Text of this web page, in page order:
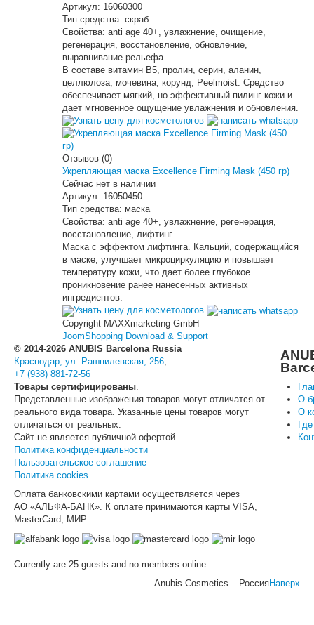
Артикул: 16060300
Тип средства: скраб
Свойства: anti age 40+, увлажнение, очищение,
регенерация, восстановление, обновление,
выравнивание рельефа
В составе витамин В5, пролин, серин, аланин,
целлюлоза, мочевина, корунд, Peelmoist. Средство
обеспечивает мягкий, но эффективный пилинг кожи и
дает мгновенное ощущение увлажнения и обновления.
Узнать цену для косметологов
Отзывов (0)
Укрепляющая маска Excellence Firming Mask (450 гр)
Сейчас нет в наличии
Артикул: 16050450
Тип средства: маска
Свойства: anti age 40+, увлажнение, регенерация,
восстановление, лифтинг
Маска с эффектом лифтинга. Кальций, содержащийся
в маске, улучшает микроциркуляцию и повышает
температуру кожи, что дает более глубокое
проникновение ранее нанесенных активных
ингредиентов.
Узнать цену для косметологов
Copyright MAXXmarketing GmbH
JoomShopping Download & Support
© 2014-2026 ANUBIS Barcelona Russia
Краснодар, ул. Рашпилевская, 256
+7 (938) 881-72-56
Товары сертифицированы
Представленные изображения товаров могут отличатся от
реального вида товара. Указанные цены товаров могут
отличаться от реальных.
Сайт не является публичной офертой.
Политика конфиденциальности
Пользовательское соглашение
Политика cookies
Оплата банковскими картами осуществляется через
АО «АЛЬФА-БАНК». К оплате принимаются карты VISA,
MasterCard, МИР.
О
О
Currently are 25 guests and no members online
Наверх
Anubis Cosmetics – Россия